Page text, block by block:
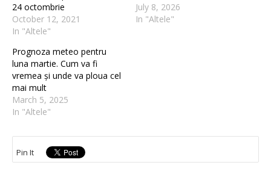
24 octombrie
October 12, 2021
In "Altele"
July 8, 2026
In "Altele"
Prognoza meteo pentru
luna martie. Cum va fi
vremea și unde va ploua cel
mai mult
March 5, 2025
In "Altele"
Pin It